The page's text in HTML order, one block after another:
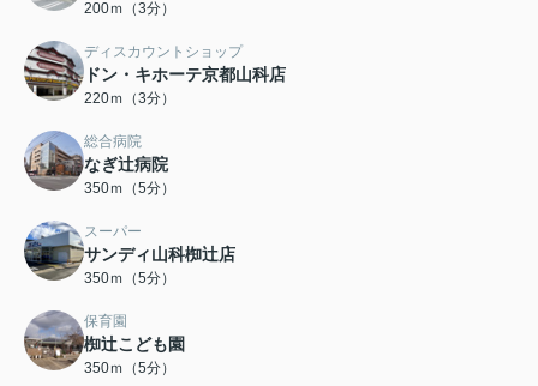
200ｍ（3分）
ディスカウントショップ
ドン・キホーテ京都山科店
220ｍ（3分）
総合病院
なぎ辻病院
350ｍ（5分）
スーパー
サンディ山科椥辻店
350ｍ（5分）
保育園
椥辻こども園
350ｍ（5分）